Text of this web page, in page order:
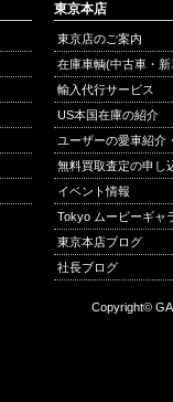
東京本店
東京店のご案内
在庫車輌(中古車・
輸入代行サービス
US本国在庫の紹介
ユーザーの愛車紹介
無料買取査定の申し
イベント情報
Tokyo ムービーギャ
東京本店ブログ
社長ブログ
Copyright©